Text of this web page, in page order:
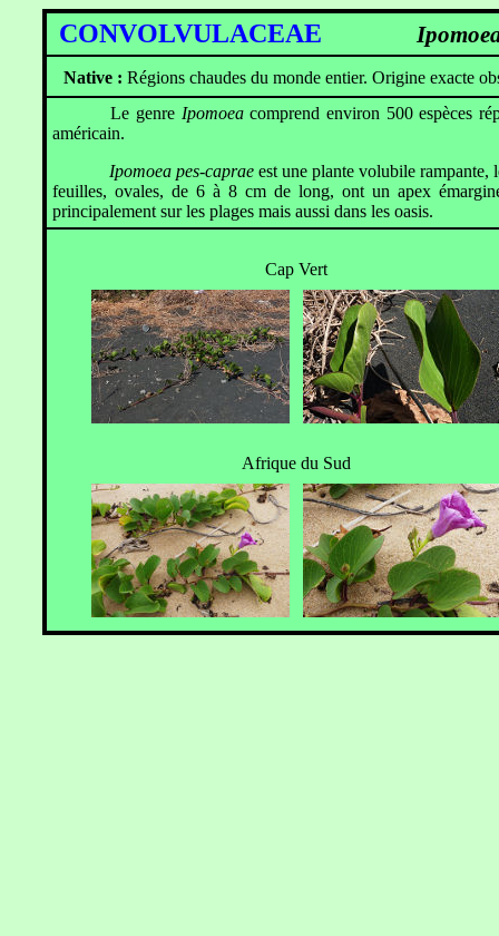
CONVOLVULACEAE Ipomoea
Native : Régions chaudes du monde entier. Origine exacte
Le genre Ipomoeacomprend environ 500 espèces
américain.
Ipomoea pes-capraeest une plante volubile rampante,
feuilles, ovales, de 6 à 8 cm de long, ont un apex
principalement sur les plages mais aussi dans les oasis.
Cap Vert
Afrique du Sud